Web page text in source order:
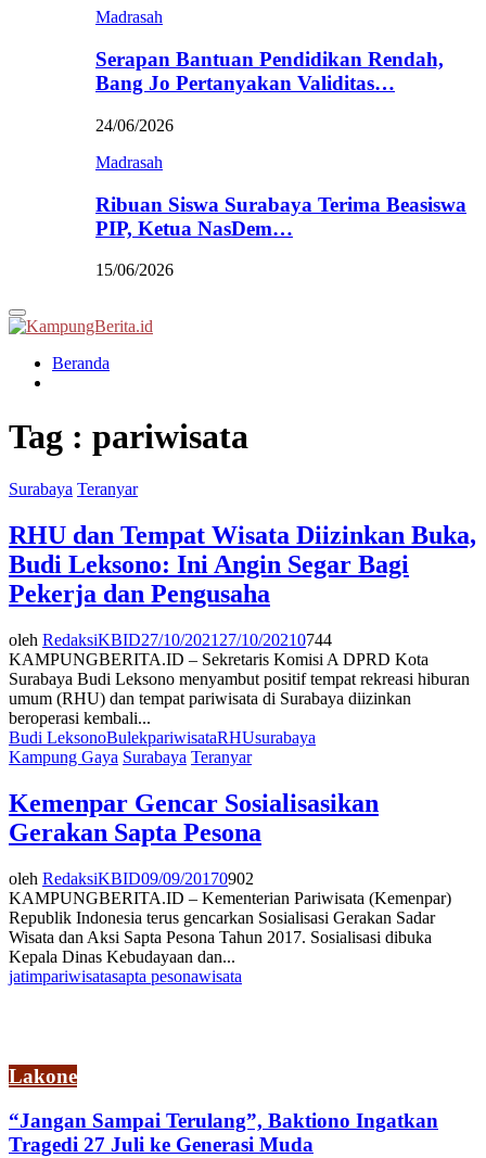
Madrasah
Serapan Bantuan Pendidikan Rendah,
Bang Jo Pertanyakan Validitas…
24/06/2026
Madrasah
Ribuan Siswa Surabaya Terima Beasiswa
PIP, Ketua NasDem…
15/06/2026
Primary
Menu
Beranda
Tag : pariwisata
Surabaya Teranyar
RHU dan Tempat Wisata Diizinkan Buka,
Budi Leksono: Ini Angin Segar Bagi
Pekerja dan Pengusaha
oleh RedaksiKBID27/10/2021 27/10/20210744
KAMPUNGBERITA.ID – Sekretaris Komisi A DPRD Kota
Surabaya Budi Leksono menyambut positif tempat rekreasi hiburan
umum (RHU) dan tempat pariwisata di Surabaya diizinkan
beroperasi kembali...
Budi LeksonoBulekpariwisataRHUsurabaya
Kampung Gaya Surabaya Teranyar
Kemenpar Gencar Sosialisasikan
Gerakan Sapta Pesona
oleh RedaksiKBID09/09/20170902
KAMPUNGBERITA.ID – Kementerian Pariwisata (Kemenpar)
Republik Indonesia terus gencarkan Sosialisasi Gerakan Sadar
Wisata dan Aksi Sapta Pesona Tahun 2017. Sosialisasi dibuka
Kepala Dinas Kebudayaan dan...
jatimpariwisatasapta pesonawisata
Lakone
“Jangan Sampai Terulang”, Baktiono Ingatkan
Tragedi 27 Juli ke Generasi Muda